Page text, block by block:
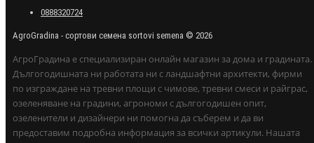
0888320724
AgroGradina - сортови семена sortovi semena © 2026
АгроГрадина е специализиран онлайн магазин за дома и градината.
Дългогодишната ни работата ни с ландшафтни архитекти, фирми
по изграждане на тревни площи с чимове, тревни смеси и райграс,
озеленяване на градини, агрономи с дългогодишен опит,
озеленители и дизайнери ни помогна да съберем и да ви
предоставим подробна информация за всички артикули. Нашата